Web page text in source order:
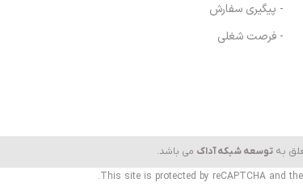
- پیگیری سفارش
- فرصت شغلی
به توسعه شبکه آداک می باشد.
This site is protected by reCAPTCHA and